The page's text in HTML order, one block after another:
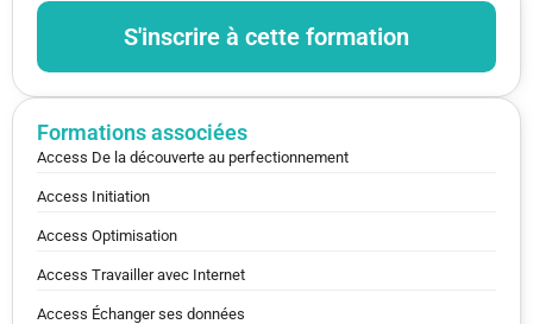
S'inscrire à cette formation
Formations associées
Access De la découverte au perfectionnement
Access Initiation
Access Optimisation
Access Travailler avec Internet
Access Échanger ses données